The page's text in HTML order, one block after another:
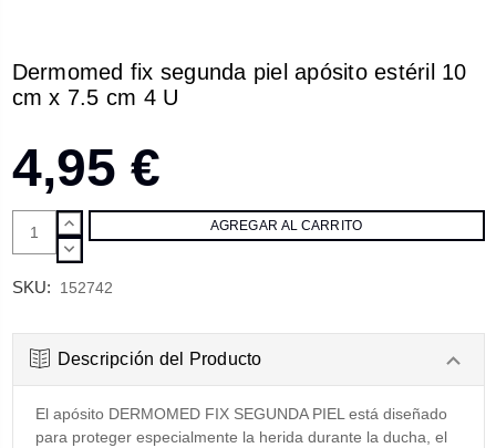
Dermomed fix segunda piel apósito estéril 10
cm x 7.5 cm 4 U
4,95 €
AUMENTAR
CANTIDAD:
DISMINUIR
SKU: 152742
Descripción del Producto
El apósito DERMOMED FIX SEGUNDA PIEL está diseñado
para proteger especialmente la herida durante la ducha, el